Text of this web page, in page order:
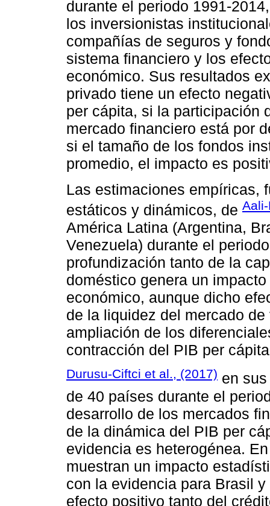
durante el periodo 1991-
los inversionistas
compañías de seguros y
sistema financiero y los
económico. Sus resultados
privado tiene un efecto
per cápita, si la participación
mercado financiero está por
si el tamaño de los fondos
promedio, el impacto es
Las estimaciones empíricas,
estáticos y dinámicos, de
América Latina (Argentina,
Venezuela) durante el
profundización tanto de la
doméstico genera un
económico, aunque dicho
de la liquidez del mercado
ampliación de los
contracción del PIB per
Durusu-Ciftci et al., (2017) en
de 40 países durante el
desarrollo de los mercados
de la dinámica del PIB per
evidencia es heterogénea.
muestran un impacto
con la evidencia para Brasil
efecto positivo tanto del